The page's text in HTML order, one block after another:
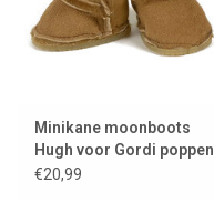
Minikane moonboots
Hugh voor Gordi poppen
€20,99